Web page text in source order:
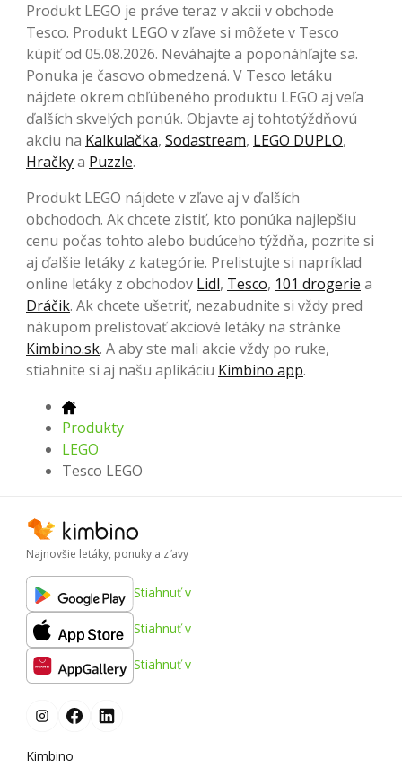
Produkt LEGO je práve teraz v akcii v obchode
Tesco. Produkt LEGO v zľave si môžete v Tesco
kúpiť od 05.08.2026. Neváhajte a poponáhľajte sa.
Ponuka je časovo obmedzená. V Tesco letáku
nájdete okrem obľúbeného produktu LEGO aj veľa
ďalších skvelých ponúk. Objavte aj tohtotýždňovú
akciu na Kalkulačka, Sodastream, LEGO DUPLO,
Hračkya Puzzle.
Produkt LEGO nájdete v zľave aj v ďalších
obchodoch. Ak chcete zistiť, kto ponúka najlepšiu
cenu počas tohto alebo budúceho týždňa, pozrite si
aj ďalšie letáky z kategórie. Prelistujte si napríklad
online letáky z obchodov Lidl, Tesco, 101 drogerie a
Dráčik. Ak chcete ušetriť, nezabudnite si vždy pred
nákupom prelistovať akciové letáky na stránke
Kimbino.sk. A aby ste mali akcie vždy po ruke,
stiahnite si aj našu aplikáciu Kimbino app.
Produkty
LEGO
Tesco LEGO
Najnovšie letáky, ponuky a zľavy
Stiahnuť v
Stiahnuť v
Stiahnuť v
Kimbino